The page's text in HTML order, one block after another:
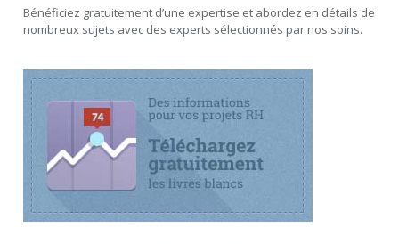
Bénéficiez gratuitement d’une expertise et abordez en détails de
nombreux sujets avec des experts sélectionnés par nos soins.